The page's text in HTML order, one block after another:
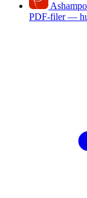
PDF-filer —